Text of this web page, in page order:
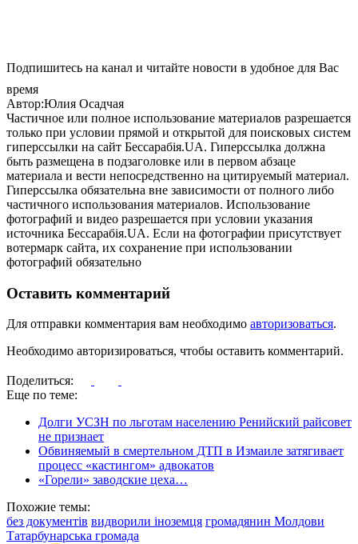
Подпишитесь на канал и читайте новости в удобное для Вас
время
Автор:Юлия Осадчая
Частичное или полное использование материалов разрешается
только при условии прямой и открытой для поисковых систем
гиперссылки на сайт Бессарабія.UA. Гиперссылка должна
быть размещена в подзаголовке или в первом абзаце
материала и вести непосредственно на цитируемый материал.
Гиперссылка обязательна вне зависимости от полного либо
частичного использования материалов. Использование
фотографий и видео разрешается при условии указания
источника Бессарабія.UA. Если на фотографии присутствует
вотермарк сайта, их сохранение при использовании
фотографий обязательно
Оставить комментарий
Для отправки комментария вам необходимо авторизоваться.
Необходимо авторизироваться, чтобы оставить комментарий.
Поделиться:
Еще по теме:
Долги УСЗН по льготам населению Ренийский райсовет
не признает
Обвиняемый в смертельном ДТП в Измаиле затягивает
процесс «кастингом» адвокатов
«Горели» заводские цеха…
Похожие темы:
без документів видворили іноземця громадянин Молдови
Татарбунарська громада